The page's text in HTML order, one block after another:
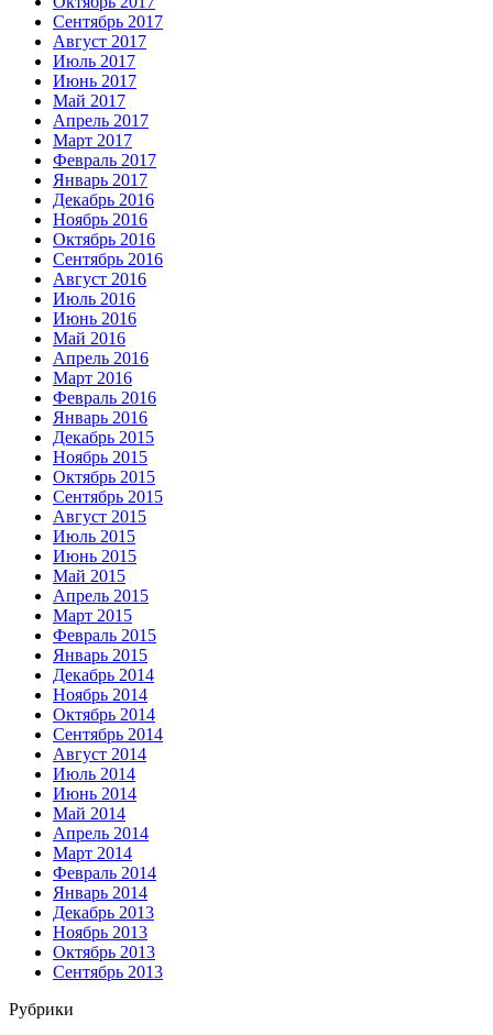
Сентябрь 2017
Август 2017
Июль 2017
Июнь 2017
Май 2017
Апрель 2017
Март 2017
Февраль 2017
Январь 2017
Декабрь 2016
Ноябрь 2016
Октябрь 2016
Сентябрь 2016
Август 2016
Июль 2016
Июнь 2016
Май 2016
Апрель 2016
Март 2016
Февраль 2016
Январь 2016
Декабрь 2015
Ноябрь 2015
Октябрь 2015
Сентябрь 2015
Август 2015
Июль 2015
Июнь 2015
Май 2015
Апрель 2015
Март 2015
Февраль 2015
Январь 2015
Декабрь 2014
Ноябрь 2014
Октябрь 2014
Сентябрь 2014
Август 2014
Июль 2014
Июнь 2014
Май 2014
Апрель 2014
Март 2014
Февраль 2014
Январь 2014
Декабрь 2013
Ноябрь 2013
Октябрь 2013
Сентябрь 2013
Рубрики